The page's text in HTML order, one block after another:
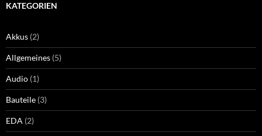
KATEGORIEN
Akkus (2)
Allgemeines (5)
Audio (1)
Bauteile (3)
EDA (2)